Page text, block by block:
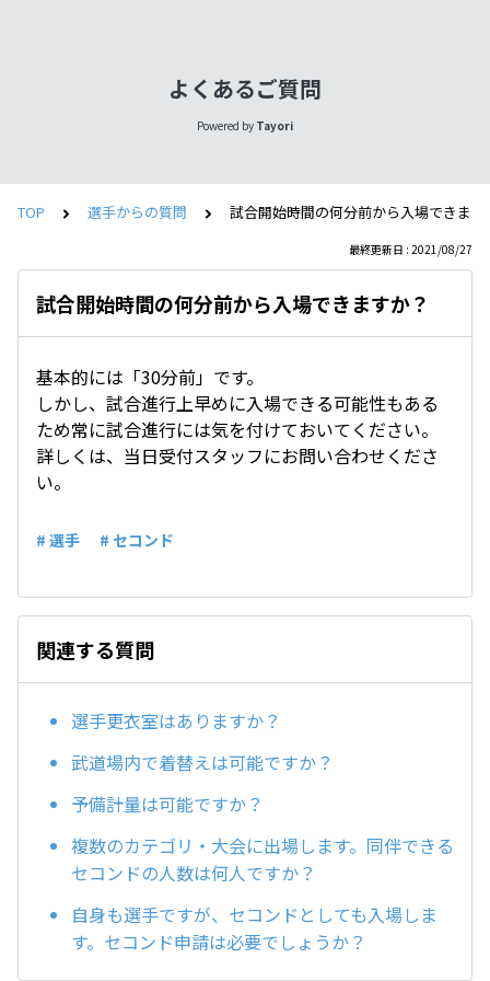
よくあるご質問
Powered by Tayori
TOP 選手からの質問 試合開始時間の何分前から入場できます
最終更新日 : 2021/08/27
試合開始時間の何分前から入場できますか？
基本的には「30分前」です。
しかし、試合進行上早めに入場できる可能性もある
ため常に試合進行には気を付けておいてください。
詳しくは、当日受付スタッフにお問い合わせくださ
い。
# 選手 # セコンド
関連する質問
選手更衣室はありますか？
武道場内で着替えは可能ですか？
予備計量は可能ですか？
複数のカテゴリ・大会に出場します。同伴できる
セコンドの人数は何人ですか？
自身も選手ですが、セコンドとしても入場しま
す。セコンド申請は必要でしょうか？